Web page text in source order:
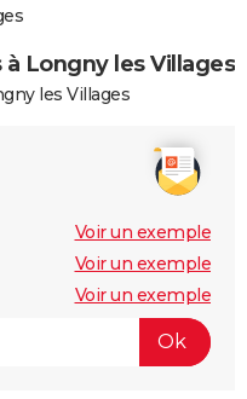
Longny les Villages
les Villages
Voir un exemple
Voir un exemple
Voir un exemple